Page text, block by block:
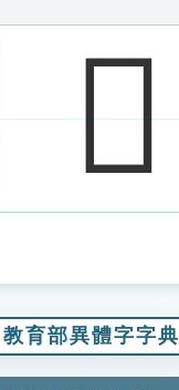
𨽱
教育部異體字字典